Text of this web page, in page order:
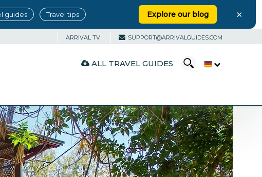
guides Travel tips Explore our blog ×
ARRIVAL TV SUPPORT@ARRIVALGUIDES.COM
ALL TRAVEL GUIDES